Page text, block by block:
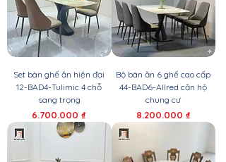
Set bàn ghế ăn hiện đại
12-BAD4-Tulimic 4 chỗ
sang trọng
Giá
6.700.000 ₫
Bộ bàn ăn 6 ghế cao cấp
44-BAD6-Allred căn hộ
chung cư
Giá
8.200.000 ₫